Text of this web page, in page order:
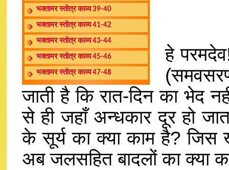
भक्तामर स्तोत्र काव्य 39-40
भक्तामर स्तोत्र काव्य 41-42
भक्तामर स्तोत्र काव्य 43-44
भक्तामर स्तोत्र काव्य 45-46
भक्तामर स्तोत्र काव्य 47-48
हे
जाती है कि रात-दिन का भेद
से ही जहाँ अन्धकार दूर हो
के सूर्य का क्या काम है?
अब जलसहित बादलों का क्या